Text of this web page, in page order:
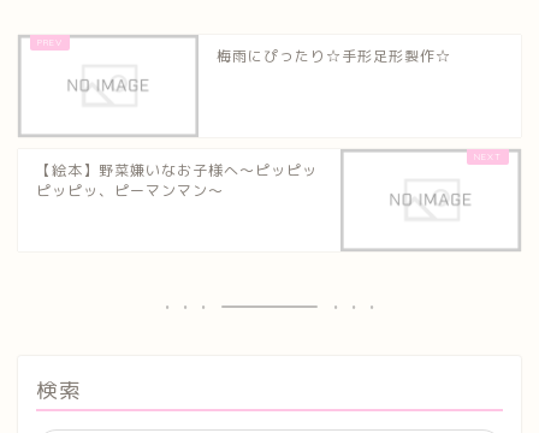
梅雨にぴったり☆手形足形製作☆
【絵本】野菜嫌いなお子様へ～ピッピッ
ピッピッ、ピーマンマン～
検索